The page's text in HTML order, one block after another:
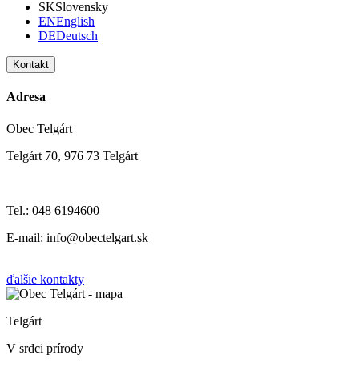
SKSlovensky
ENEnglish
DEDeutsch
Kontakt
Adresa
Obec Telgárt
Telgárt 70, 976 73 Telgárt
Tel.: 048 6194600
E-mail: info@obectelgart.sk
ďalšie kontakty
Telgárt
V srdci prírody